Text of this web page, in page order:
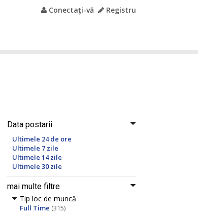
Conectaţi-vă Registru
Data postarii
Ultimele 24 de ore
Ultimele 7 zile
Ultimele 14 zile
Ultimele 30 zile
mai multe filtre
Tip loc de muncă
Full Time (315)